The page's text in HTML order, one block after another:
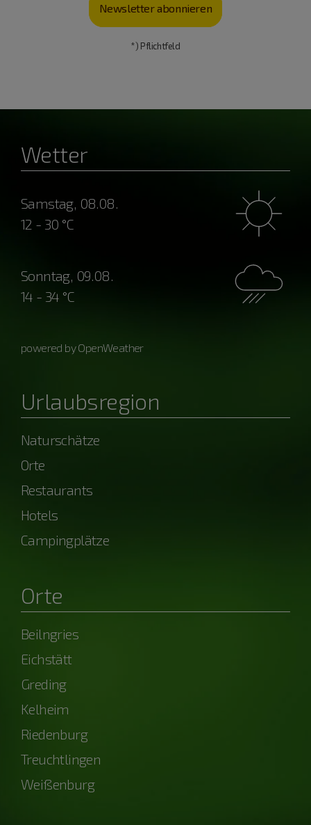
Newsletter abonnieren
*) Pflichtfeld
Wetter
Samstag, 08.08.
12 - 30 °C
Sonntag, 09.08.
14 - 34 °C
powered by OpenWeather
Urlaubsregion
Naturschätze
Orte
Restaurants
Hotels
Campingplätze
Orte
Beilngries
Eichstätt
Greding
Kelheim
Riedenburg
Treuchtlingen
Weißenburg